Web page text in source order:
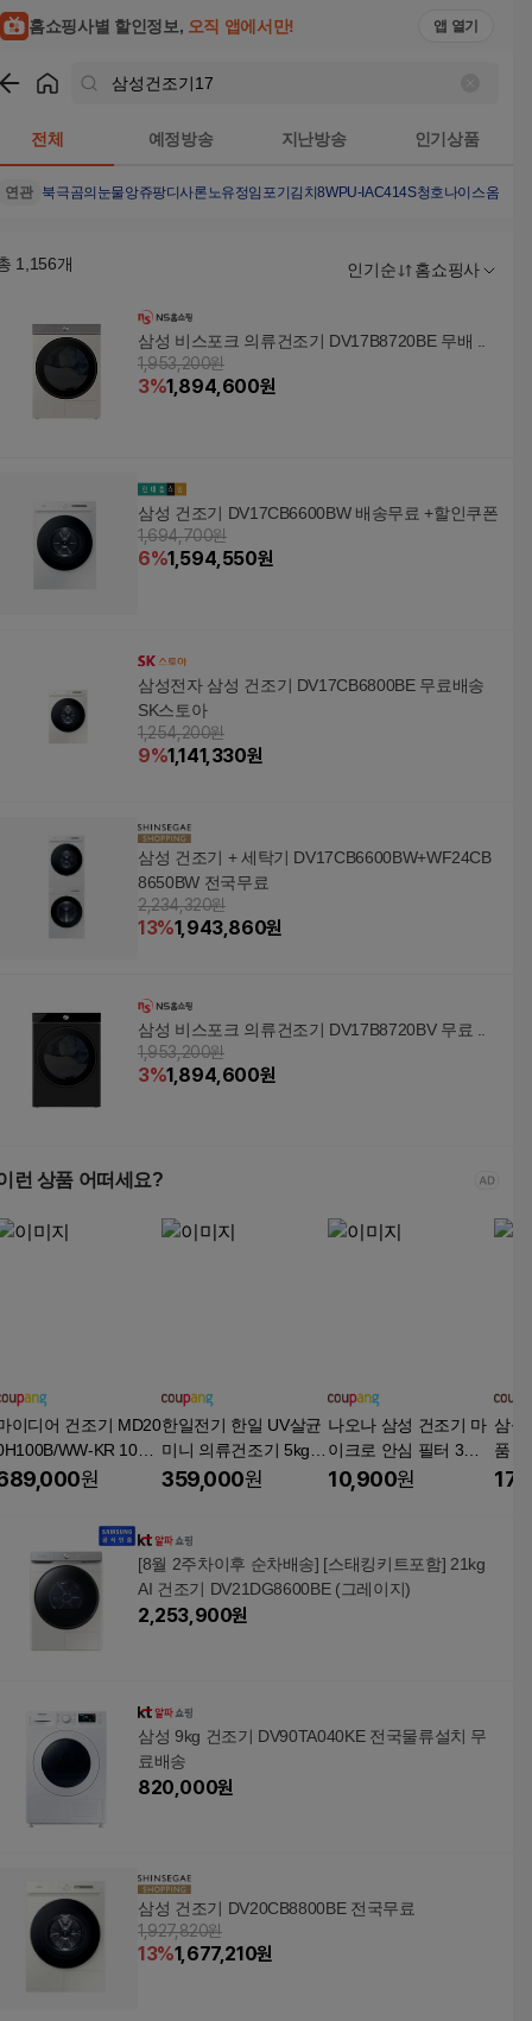
홈쇼핑사별 할인정보, 오직 앱에서만! 앱 열기
전체 예정방송 지난방송 인기상품
연관 북극곰의눈물앙쥬팡디사론노유정임포기김치8WPU-IAC414S청호나이스옴니플
1,156개 인기순 홈쇼핑사
삼성 비스포크 의류건조기 DV17B8720BE 무배 ..
1,953,200원
3%1,894,600원
삼성 건조기 DV17CB6600BW 배송무료 +할인쿠폰
1,694,700원
6%1,594,550원
삼성전자 삼성 건조기 DV17CB6800BE 무료배송
SK스토아
1,254,200원
9%1,141,330원
삼성 건조기 + 세탁기 DV17CB6600BW+WF24CB
8650BW 전국무료
2,234,320원
13%1,943,860원
삼성 비스포크 의류건조기 DV17B8720BV 무료 ..
1,953,200원
3%1,894,600원
런 상품 어떠세요?
이디어 건조기 MD20
WW-KR 10kg
문설치, MD200H100
원
한일전기 한일 UV살균
미니 의류건조기 5kg,
HLD-5100W, 화이트
359,000원
나오나 삼성 건조기 마
이크로 안심 필터 3차
호환, 1개, DC63-0252
10,900원
삼성
품
[8월 2주차이후 순차배송] [스태킹키트포함] 21kg
AI 건조기 DV21DG8600BE (그레이지)
2,253,900원
삼성 9kg 건조기 DV90TA040KE 전국물류설치 무
료배송
820,000원
삼성 건조기 DV20CB8800BE 전국무료
1,927,820원
13%1,677,210원